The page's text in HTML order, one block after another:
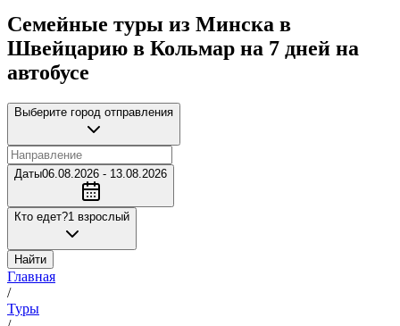
Семейные туры из Минска в
Швейцарию в Кольмар на 7 дней на
автобусе
Выберите город отправления
Даты06.08.2026 - 13.08.2026
Кто едет?1 взрослый
Найти
Главная
/
Туры